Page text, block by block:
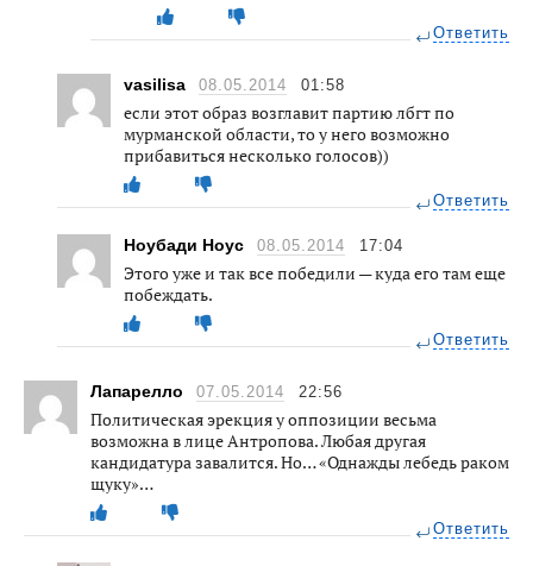
Ответить
vasilisa 08.05.2014 01:58
если этот образ возглавит партию лбгт по
мурманской области, то у него возможно
прибавиться несколько голосов))
Ответить
Ноубади Ноус 08.05.2014 17:04
Этого уже и так все победили — куда его там еще
побеждать.
Ответить
Лапарелло 07.05.2014 22:56
Политическая эрекция у оппозиции весьма
возможна в лице Антропова. Любая другая
кандидатура завалится. Но… «Однажды лебедь раком
щуку»…
Ответить